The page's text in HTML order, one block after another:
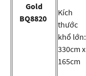
Gold
BQ8820
Kích
thước
khổ lớn:
330cm x
165cm